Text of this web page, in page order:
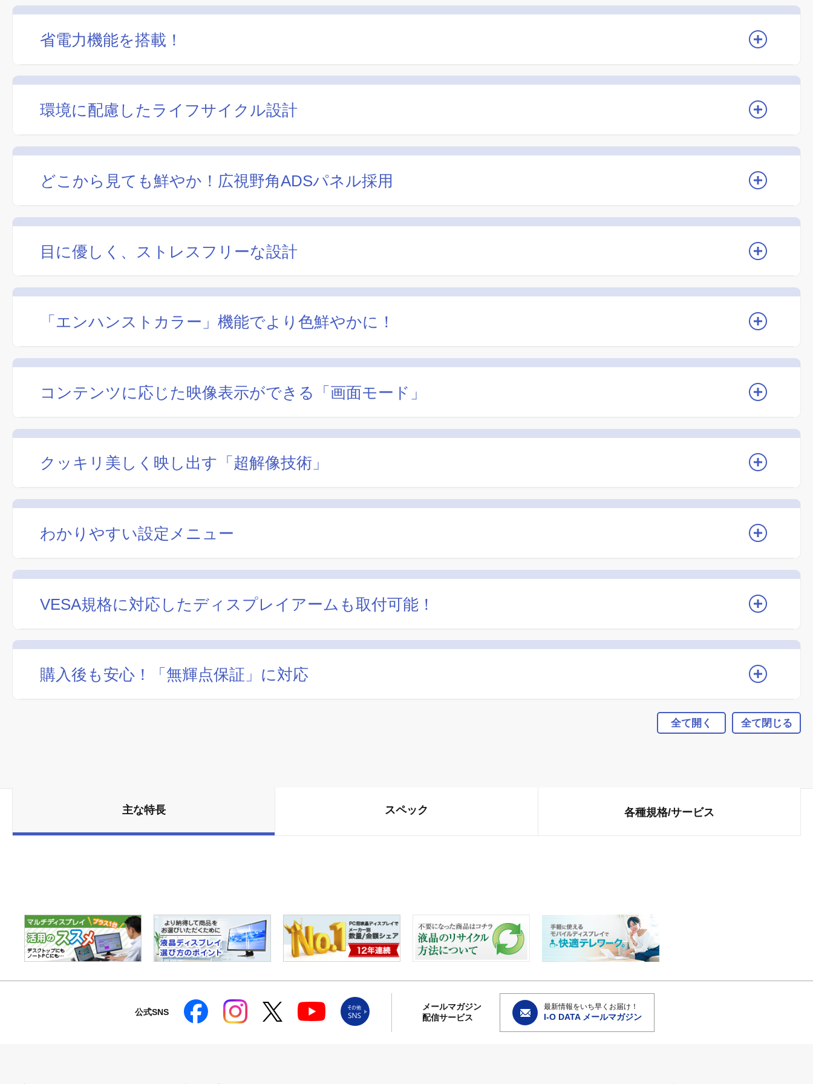
省電力機能を搭載！
環境に配慮したライフサイクル設計
どこから見ても鮮やか！広視野角ADSパネル採用
目に優しく、ストレスフリーな設計
「エンハンストカラー」機能でより色鮮やかに！
コンテンツに応じた映像表示ができる「画面モード」
クッキリ美しく映し出す「超解像技術」
わかりやすい設定メニュー
VESA規格に対応したディスプレイアームも取付可能！
購入後も安心！「無輝点保証」に対応
全て開く 全て閉じる
主な特長 スペック 各種規格/サービス
公式SNS
メールマガジン
配信サービス
最新情報をいち早くお届け！
I-O DATA メールマガジン